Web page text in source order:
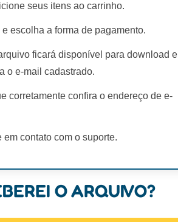
seus itens ao carrinho.
escolha a forma de pagamento.
ficará disponível para download e
o e-mail cadastrado.
corretamente confira o endereço de e-
contato com o suporte.
O ARQUIVO?